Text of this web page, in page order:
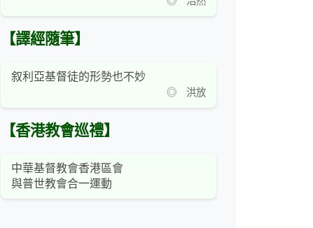
【譯經隨筆】
叙利亞基督徒的形勢也不妙
◎ 洪放
【香港教會巡禮】
中華基督教會香港區會
與普世教會合一運動